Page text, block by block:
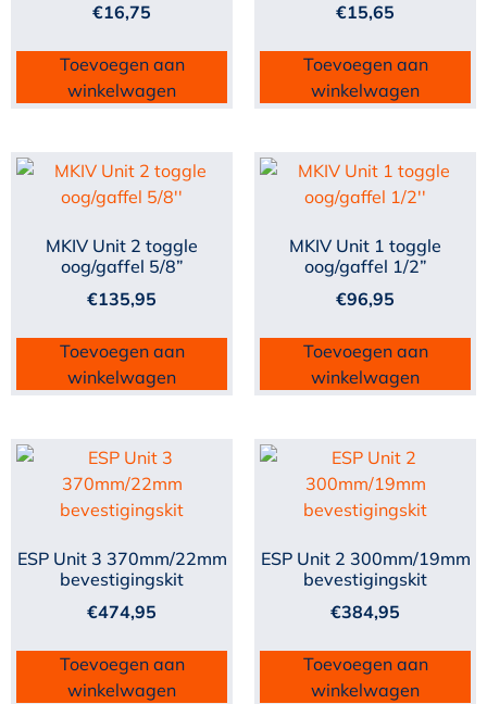
€16,75
Toevoegen aan
winkelwagen
€15,65
Toevoegen aan
winkelwagen
MKIV Unit 2 toggle
oog/gaffel 5/8”
€135,95
Toevoegen aan
winkelwagen
MKIV Unit 1 toggle
oog/gaffel 1/2”
€96,95
Toevoegen aan
winkelwagen
ESP Unit 3 370mm/22mm
bevestigingskit
€474,95
Toevoegen aan
winkelwagen
ESP Unit 2 300mm/19mm
bevestigingskit
€384,95
Toevoegen aan
winkelwagen